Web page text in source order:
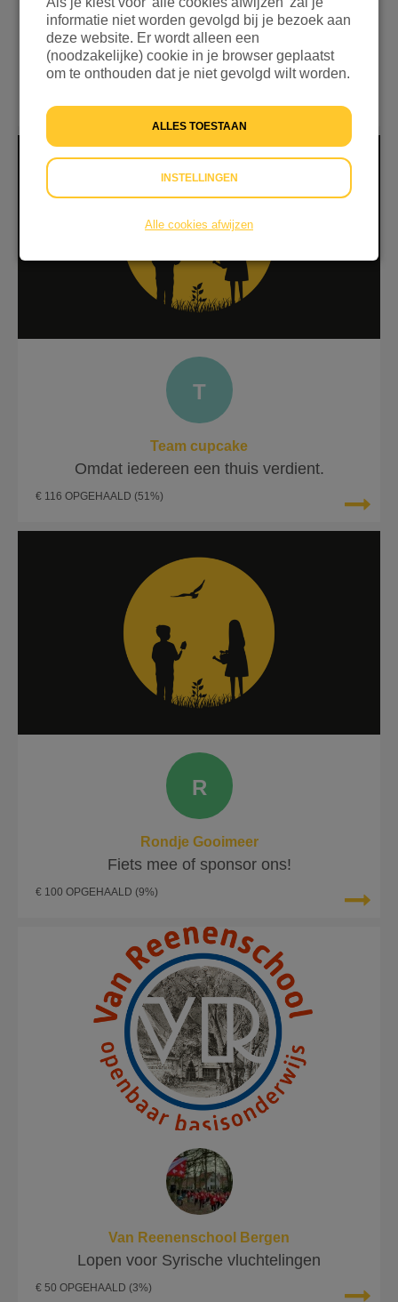
Vrienden van Stichting Vluchteling
Samen bundelen we de krachten voor
T
Team cupcake
Omdat iedereen een thuis verdient.
€ 116 OPGEHAALD (51%)
R
Rondje Gooimeer
Fiets mee of sponsor ons!
€ 100 OPGEHAALD (9%)
Van Reenenschool Bergen
Lopen voor Syrische vluchtelingen
€ 50 OPGEHAALD (3%)
informatie niet worden gevolgd bij je bezoek aan
deze website. Er wordt alleen een
(noodzakelijke) cookie in je browser geplaatst
om te onthouden dat je niet gevolgd wilt worden.
ALLES TOESTAAN
INSTELLINGEN
Alle cookies afwijzen